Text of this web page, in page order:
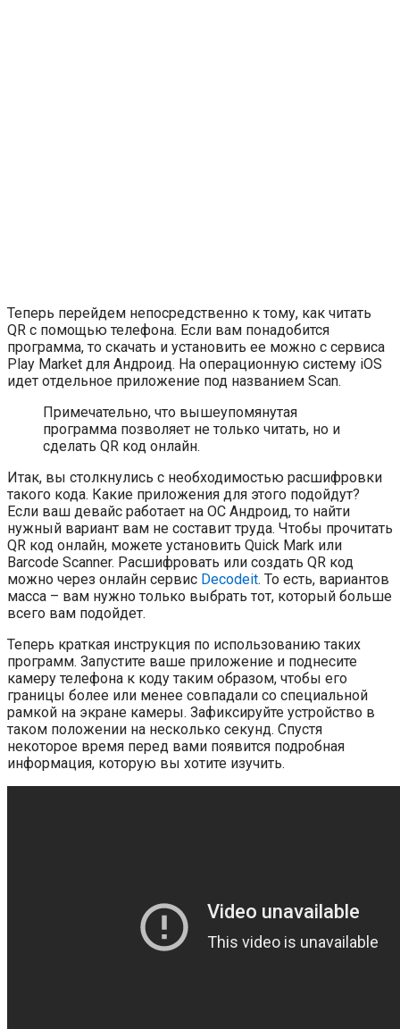
Теперь перейдем непосредственно к тому, как читать
QR с помощью телефона. Если вам понадобится
программа, то скачать и установить ее можно с сервиса
Play Market для Андроид. На операционную систему iOS
идет отдельное приложение под названием Scan.
Примечательно, что вышеупомянутая
программа позволяет не только читать, но и
сделать QR код онлайн.
Итак, вы столкнулись с необходимостью расшифровки
такого кода. Какие приложения для этого подойдут?
Если ваш девайс работает на ОС Андроид, то найти
нужный вариант вам не составит труда. Чтобы прочитать
QR код онлайн, можете установить Quick Mark или
Barcode Scanner. Расшифровать или создать QR код
можно через онлайн сервис Decodeit. То есть, вариантов
масса – вам нужно только выбрать тот, который больше
всего вам подойдет.
Теперь краткая инструкция по использованию таких
программ. Запустите ваше приложение и поднесите
камеру телефона к коду таким образом, чтобы его
границы более или менее совпадали со специальной
рамкой на экране камеры. Зафиксируйте устройство в
таком положении на несколько секунд. Спустя
некоторое время перед вами появится подробная
информация, которую вы хотите изучить.